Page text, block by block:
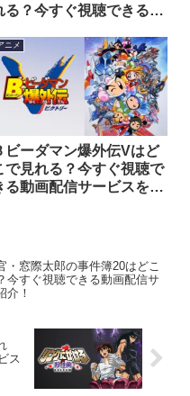
る？今すぐ視聴できる動
ニメ
ビーダマン爆外伝Vはど
で見れる？今すぐ視聴で
る動画配信サービスを紹
・窓際太郎の事件簿20はどこ
今すぐ視聴できる動画配信サ
介！
ス